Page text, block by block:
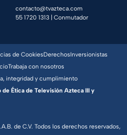
contacto@tvazteca.com
55 1720 1313 | Conmutador
de C.V. Todos los derechos reservados,
de CookiesDerechosInversionistas
Trabaja con nosotros
integridad y cumplimiento
Ética de Televisión Azteca III y